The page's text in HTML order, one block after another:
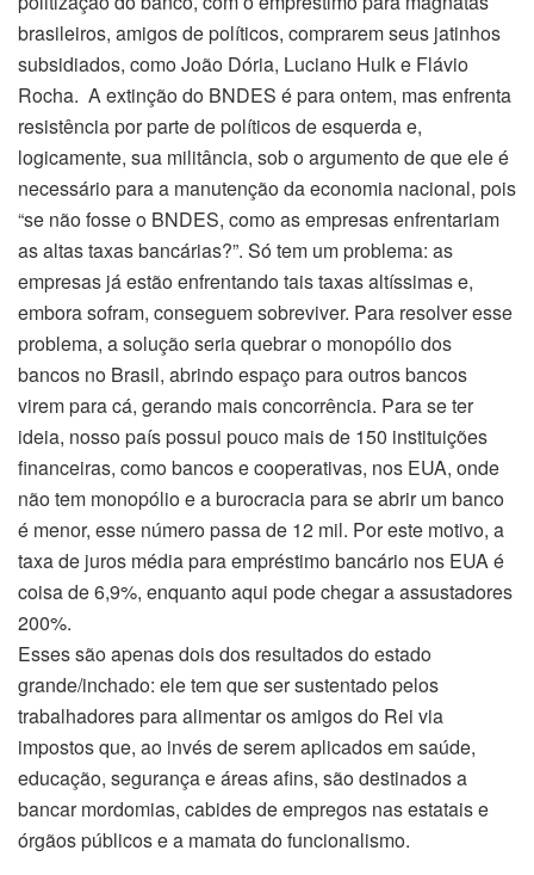
brasileiros, amigos de políticos, comprarem seus jatinhos
subsidiados, como João Dória, Luciano Hulk e Flávio
Rocha. A extinção do BNDES é para ontem, mas enfrenta
resistência por parte de políticos de esquerda e,
logicamente, sua militância, sob o argumento de que ele é
necessário para a manutenção da economia nacional, pois
“se não fosse o BNDES, como as empresas enfrentariam
as altas taxas bancárias?”. Só tem um problema: as
empresas já estão enfrentando tais taxas altíssimas e,
embora sofram, conseguem sobreviver. Para resolver esse
problema, a solução seria quebrar o monopólio dos
bancos no Brasil, abrindo espaço para outros bancos
virem para cá, gerando mais concorrência. Para se ter
ideia, nosso país possui pouco mais de 150 instituições
financeiras, como bancos e cooperativas, nos EUA, onde
não tem monopólio e a burocracia para se abrir um banco
é menor, esse número passa de 12 mil. Por este motivo, a
taxa de juros média para empréstimo bancário nos EUA é
coisa de 6,9%, enquanto aqui pode chegar a assustadores
200%.
Esses são apenas dois dos resultados do estado
grande/inchado: ele tem que ser sustentado pelos
trabalhadores para alimentar os amigos do Rei via
impostos que, ao invés de serem aplicados em saúde,
educação, segurança e áreas afins, são destinados a
bancar mordomias, cabides de empregos nas estatais e
órgãos públicos e a mamata do funcionalismo.